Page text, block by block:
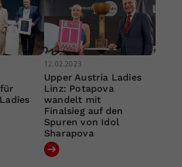
12.02.2023
Upper Austria Ladies
Linz: Potapova
wandelt mit
Finalsieg auf den
Spuren von Idol
Sharapova